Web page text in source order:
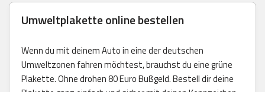
Umweltplakette online bestellen
Wenn du mit deinem Auto in eine der deutschen
Umweltzonen fahren möchtest, brauchst du eine grüne
Plakette. Ohne drohen 80 Euro Bußgeld. Bestell dir deine